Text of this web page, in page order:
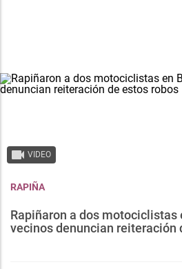
VIDEO
RAPIÑA
Rapiñaron a dos motociclistas
vecinos denuncian reiteración